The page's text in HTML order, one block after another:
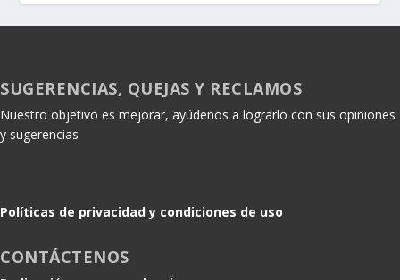
SUGERENCIAS, QUEJAS Y RECLAMOS
Nuestro objetivo es mejorar, ayúdenos a lograrlo con sus opiniones
y sugerencias
Políticas de privacidad y condiciones de uso
CONTÁCTENOS